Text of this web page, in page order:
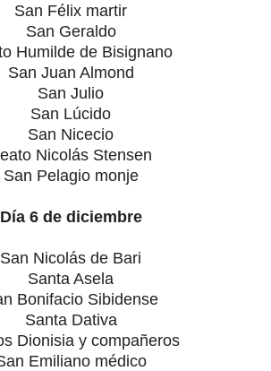
San Félix martir
San Geraldo
Humilde de Bisignano
San Juan Almond
San Julio
San Lúcido
San Nicecio
Nicolás Stensen
San Pelagio monje
Día 6 de diciembre
San Nicolás de Bari
Santa Asela
Bonifacio Sibidense
Santa Dativa
Dionisia y compañeros
Emiliano médico